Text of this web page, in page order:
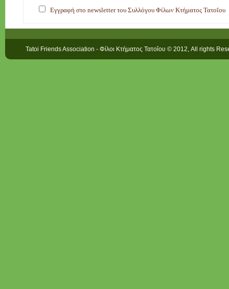
Εγγραφή στο newsletter του Συλλόγου Φίλων Κτήματος Τατοΐου
Tatoi Friends Association - Φίλοι Κτήματος Τατοΐου © 2012, All rights